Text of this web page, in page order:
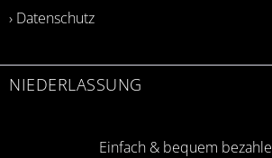
› Datenschutz
NIEDERLASSUNG
Einfach & bequem